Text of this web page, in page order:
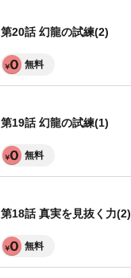
第20話 幻龍の試練(2)
無料
第19話 幻龍の試練(1)
無料
第18話 真実を見抜く力(2)
無料